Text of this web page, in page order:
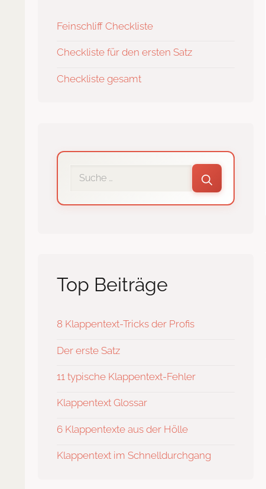
Feinschliff Checkliste
Checkliste für den ersten Satz
Checkliste gesamt
Interne
Top Beiträge
8 Klappentext-Tricks der Profis
Der erste Satz
11 typische Klappentext-Fehler
Klappentext Glossar
6 Klappentexte aus der Hölle
Klappentext im Schnelldurchgang